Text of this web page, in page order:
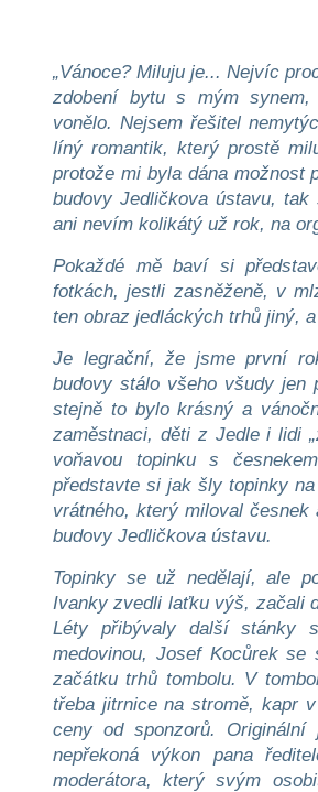
„Vánoce? Miluju je... Nejvíc
zdobení bytu s mým
vonělo. Nejsem řešitel
líný romantik, který prostě
protože mi byla dána možnost
budovy Jedličkova ústavu,
ani nevím kolikátý už rok, na
Pokaždé mě baví si
fotkách, jestli zasněženě, v
ten obraz jedláckých trhů jiný,
Je legrační, že jsme první
budovy stálo všeho všudy jen
stejně to bylo krásný a
zaměstnaci, děti z Jedle i lidi
voňavou topinku s
představte si jak šly topinky
vrátného, který miloval
budovy Jedličkova ústavu.
Topinky se už nedělají, ale
Ivanky zvedli laťku výš, začali
Léty přibývaly další stánky
medovinou, Josef Kocůrek
začátku trhů tombolu. V
třeba jitrnice na stromě, kapr
ceny od sponzorů.
nepřekoná výkon pana
moderátora, který svým